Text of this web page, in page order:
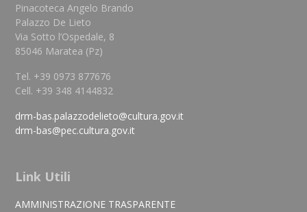
Pinacoteca Angelo Brando
Palazzo De Lieto
Via Sotto l’Ospedale, 8
85046 Maratea (Pz)
Tel. +39 0973 877676
Cell. +39 348 4144832
drm-bas.palazzodelieto@cultura.gov.it
drm-bas@pec.cultura.gov.it
Link Utili
AMMINISTRAZIONE TRASPARENTE